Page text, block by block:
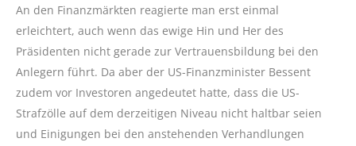
An den Finanzmärkten reagierte man erst einmal
erleichtert, auch wenn das ewige Hin und Her des
Präsidenten nicht gerade zur Vertrauensbildung bei den
Anlegern führt. Da aber der US-Finanzminister Bessent
zudem vor Investoren angedeutet hatte, dass die US-
Strafzölle auf dem derzeitigen Niveau nicht haltbar seien
und Einigungen bei den anstehenden Verhandlungen